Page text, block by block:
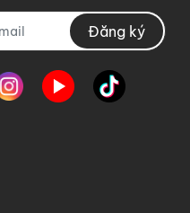
Đăng ký